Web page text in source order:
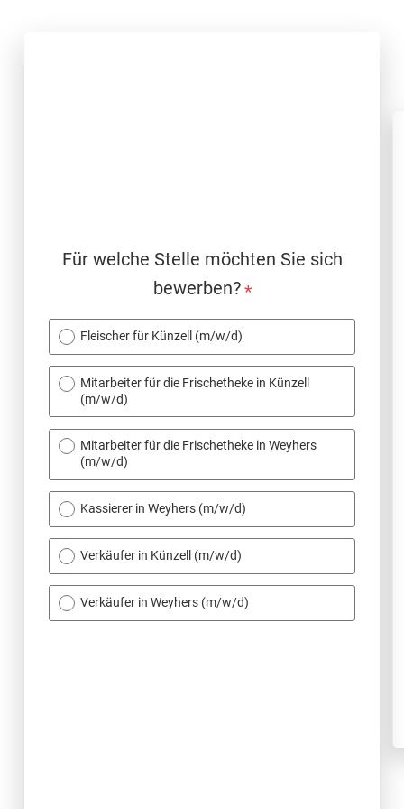
Für welche Stelle möchten Sie sich
bewerben?*
Fleischer für Künzell (m/w/d)
Mitarbeiter für die Frischetheke in Künzell
(m/w/d)
Mitarbeiter für die Frischetheke in Weyhers
(m/w/d)
Kassierer in Weyhers (m/w/d)
Verkäufer in Künzell (m/w/d)
Verkäufer in Weyhers (m/w/d)